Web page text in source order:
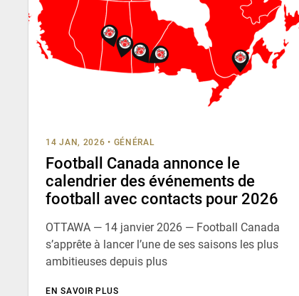
14 JAN, 2026 • GÉNÉRAL
Football Canada annonce le
calendrier des événements de
football avec contacts pour 2026
OTTAWA — 14 janvier 2026 — Football Canada
s’apprête à lancer l’une de ses saisons les plus
ambitieuses depuis plus
EN SAVOIR PLUS